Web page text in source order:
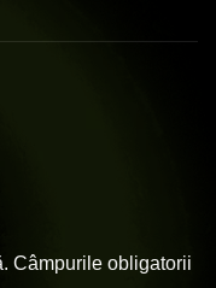
Câmpurile obligatorii